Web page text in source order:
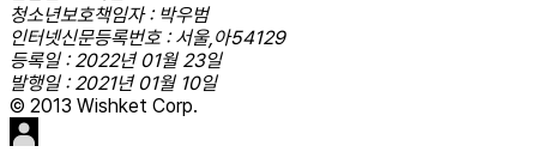
청소년보호책임자 : 박우범
인터넷신문등록번호 : 서울,아54129
등록일 : 2022년 01월 23일
발행일 : 2021년 01월 10일
© 2013 Wishket Corp.